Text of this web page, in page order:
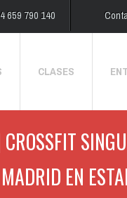
659 790 140
CLASES
EN